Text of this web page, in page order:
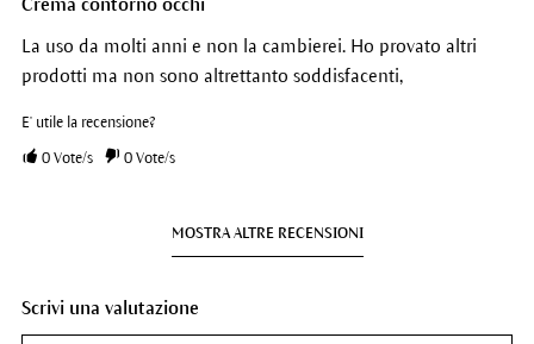
Crema contorno occhi
La uso da molti anni e non la cambierei. Ho provato altri
prodotti ma non sono altrettanto soddisfacenti,
E' utile la recensione?
0Vote/s 0Vote/s
MOSTRA ALTRE RECENSIONI
Scrivi una valutazione